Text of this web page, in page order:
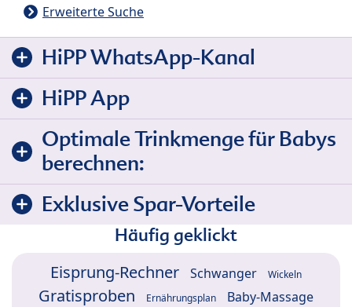
Erweiterte Suche
HiPP WhatsApp-Kanal
HiPP App
Optimale Trinkmenge für Babys
berechnen:
Exklusive Spar-Vorteile
Häufig geklickt
Eisprung-Rechner Schwanger Wickeln
Gratisproben Ernährungsplan Baby-Massage